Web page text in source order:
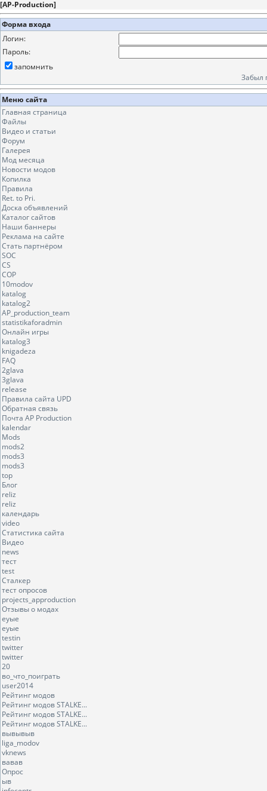
[AP-Production]
Форма входа
Логин:
Пароль:
запомнить
Забыл
Меню сайта
Главная страница
Файлы
Видео и статьи
Форум
Галерея
Мод месяца
Новости модов
Копилка
Правила
Ret. to Pri.
Доска объявлений
Каталог сайтов
Наши баннеры
Реклама на сайте
Стать партнёром
SOC
CS
COP
10modov
katalog
katalog2
AP_production_team
statistikaforadmin
Онлайн игры
katalog3
knigadeza
FAQ
2glava
3glava
release
Правила сайта UPD
Обратная связь
Почта AP Production
kalendar
Mods
mods2
mods3
mods3
top
Блог
reliz
reliz
календарь
video
Статистика сайта
Видео
news
тест
test
Сталкер
тест опросов
projects_approduction
Отзывы о модах
еуые
еуые
testin
twitter
twitter
20
во_что_поиграть
user2014
Рейтинг модов
Рейтинг модов STALKE...
Рейтинг модов STALKE...
Рейтинг модов STALKE...
вывывыв
liga_modov
vknews
вавав
Опрос
ыв